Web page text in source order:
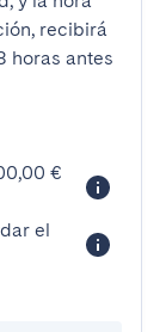
recibirá
horas antes
€
el